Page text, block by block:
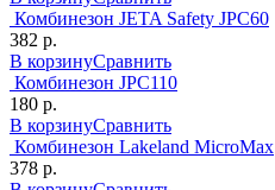
Комбинезон JETA Safety JPC60
382 р.
В корзинуСравнить
Комбинезон JPC110
180 р.
В корзинуСравнить
Комбинезон Lakeland MicroMax
378 р.